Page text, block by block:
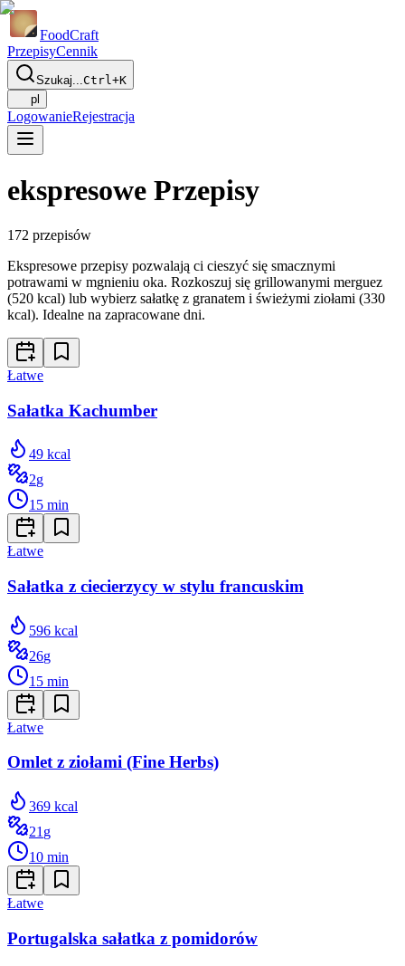
FoodCraft
PrzepisyCennik
Szukaj...Ctrl+K
pl
LogowanieRejestracja
ekspresowe Przepisy
172 przepisów
Ekspresowe przepisy pozwalają ci cieszyć się smacznymi
potrawami w mgnieniu oka. Rozkoszuj się grillowanymi merguez
(520 kcal) lub wybierz sałatkę z granatem i świeżymi ziołami (330
kcal). Idealne na zapracowane dni.
Łatwe
Sałatka Kachumber
49 kcal
2g
15 min
Łatwe
Sałatka z ciecierzycy w stylu francuskim
596 kcal
26g
15 min
Łatwe
Omlet z ziołami (Fine Herbs)
369 kcal
21 g
10 min
Łatwe
Portugalska sałatka z pomidorów